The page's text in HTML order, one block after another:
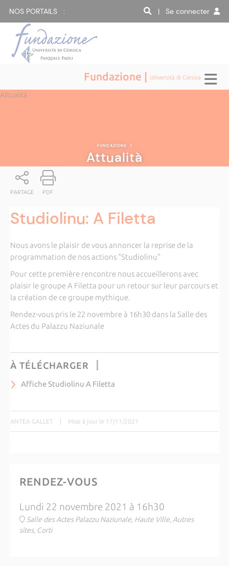
NOS PORTAILS : | Se connecter
Fundazione | Università di Corsica
Attualità
FUNDAZIONE |
Attualità
PARTAGE PDF
Studiolinu: A Filetta
Nous avons le plaisir de vous annoncer la reprise de la
programmation de nos actions "Studiolinu"
Pour cette première rencontre nous accueillerons avec
plaisir le groupe A Filetta pour un retour sur leur parcours et
la création de ce groupe mythique.
Rendez-vous pris le 22 novembre à 16h30 dans la Salle des
Actes du Palazzu Naziunale
À TÉLÉCHARGER
Affiche Studiolinu A Filetta
ANTEA GALLET | Mise à jour le 17/11/2021
RENDEZ-VOUS
Lundi 22 novembre 2021 à 16h30
Salle des Actes Palazzu Naziunale, Haute Ville, Autres
sites, Corti